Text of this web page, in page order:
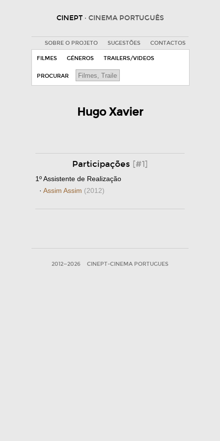
CINEPT · CINEMA PORTUGUÊS
SOBRE O PROJETO SUGESTÕES CONTACTOS
FILMES GÉNEROS TRAILERS/VIDEOS
PROCURAR
Hugo Xavier
Participações [#1]
1º Assistente de Realização
· Assim Assim (2012)
2012—2026 CINEPT-CINEMA PORTUGUES